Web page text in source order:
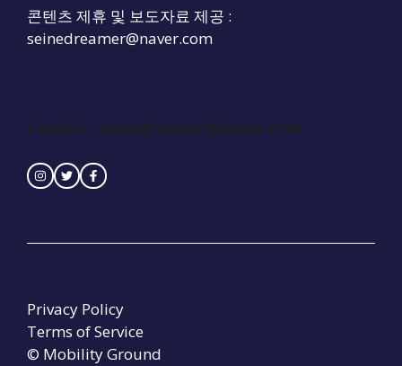
콘텐츠 제휴 및 보도자료 제공 :
seinedreamer@naver.com
Contact : seinedreamer@naver.com
© Mobility Ground
Privacy Policy
Terms of Service